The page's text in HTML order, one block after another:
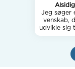
Jeg søger
venskab,
udvikle sig
mere.
musik,
café, golf